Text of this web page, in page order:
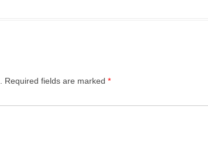
Required fields are marked *